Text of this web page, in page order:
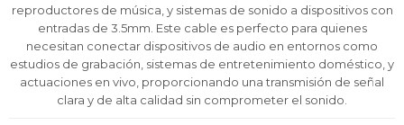
reproductores de música, y sistemas de sonido a dispositivos con
entradas de 3.5mm. Este cable es perfecto para quienes
necesitan conectar dispositivos de audio en entornos como
estudios de grabación, sistemas de entretenimiento doméstico, y
actuaciones en vivo, proporcionando una transmisión de señal
clara y de alta calidad sin comprometer el sonido.
Día Mes Año
Continuar
* sujeto a aprobación crediticia. El monto disponible
puede variar por comercio
Día Mes Año
Continuar
* sujeto a aprobación crediticia. El monto disponible
puede variar por comercio
Día Mes Año
Continuar
* sujeto a aprobación crediticia. El monto disponible
puede variar por comercio